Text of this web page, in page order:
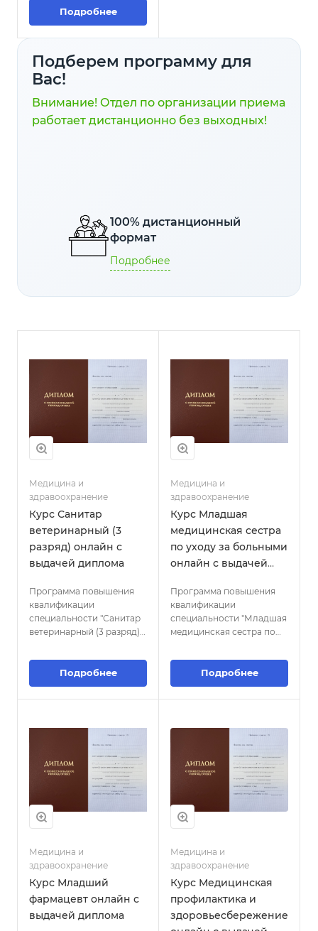
сбора, анализа и
интерпретации
медицинских данных, а
также на овладение
навыками использования
статистических
эффективности
медицинских процедур,
здравоохранения.
Подробнее
Подберем программу для
Вас!
Внимание! Отдел по организации приема
работает дистанционно без выходных!
100% дистанционный
формат
Подробнее
Медицина и
здравоохранение
Курс Санитар
ветеринарный (3
разряд) онлайн с
выдачей диплома
Программа повышения
квалификации
специальности "Санитар
ветеринарный (3 разряд)"
санитарных ветеринарных
норм и правил, процедур
дезинфекции,
дезинсекции и
методов обеспечения
мероприятий.
Подробнее
Медицина и
здравоохранение
Курс Младшая
медицинская сестра
по уходу за больными
онлайн с выдачей
Программа повышения
квалификации
специальности "Младшая
медицинская сестра по
предоставляет
современные знания и
навыки, необходимые для
эффективного ухода за
умения по оказанию
помощи, контролю за
состоянием больных,
обеспечению комфорта и
безопасности в
медицинской среде.
Подробнее
Медицина и
здравоохранение
Курс Младший
фармацевт онлайн с
выдачей диплома
Медицина и
здравоохранение
Курс Медицинская
профилактика и
здоровьесбережение